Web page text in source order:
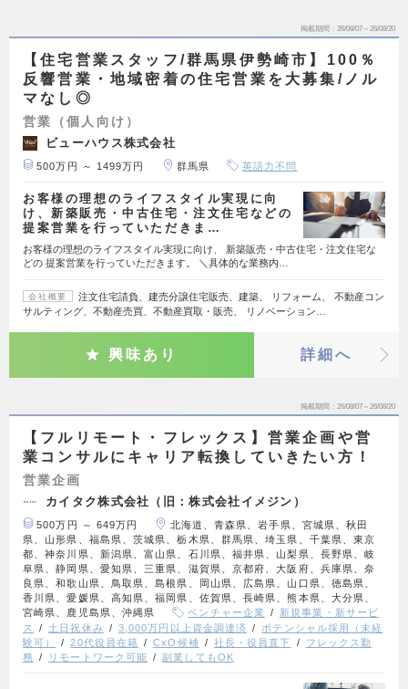
掲載期間 26/08/07～26/08/20
【住宅営業スタッフ/群馬県伊勢崎市】100％
反響営業・地域密着の住宅営業を大募集/ノル
マなし◎
営業（個人向け）
ビューハウス株式会社
500万円 ～ 1499万円 群馬県 英語力不問
お客様の理想のライフスタイル実現に向
け、新築販売・中古住宅・注文住宅などの
提案営業を行っていただきま…
お客様の理想のライフスタイル実現に向け、 新築販売・中古住宅・注文住宅な
どの 提案営業を行っていただきます。 ＼具体的な業務内…
会社概要
注文住宅請負、建売分譲住宅販売、建築、 リフォーム、 不動産コン
サルティング、不動産売買、不動産買取・販売、 リノベーション…
興味あり 詳細へ
掲載期間 26/08/07～26/08/20
【フルリモート・フレックス】営業企画や営
業コンサルにキャリア転換していきたい方！
営業企画
カイタク株式会社（旧：株式会社イメジン）
500万円 ～ 649万円
北海道、青森県、岩手県、宮城県、秋田
県、山形県、福島県、茨城県、栃木県、群馬県、埼玉県、千葉県、東京
都、神奈川県、新潟県、富山県、石川県、福井県、山梨県、長野県、岐
阜県、静岡県、愛知県、三重県、滋賀県、京都府、大阪府、兵庫県、奈
良県、和歌山県、鳥取県、島根県、岡山県、広島県、山口県、徳島県、
香川県、愛媛県、高知県、福岡県、佐賀県、長崎県、熊本県、大分県、
宮崎県、鹿児島県、沖縄県
ベンチャー企業
新規事業・新サービ
ス
土日祝休み 3,000万円以上資金調達済
ポテンシャル採用（未経
験可）
20代役員在籍 CxO候補 社長・役員直下
フレックス勤
務
リモートワーク可能 副業してもOK